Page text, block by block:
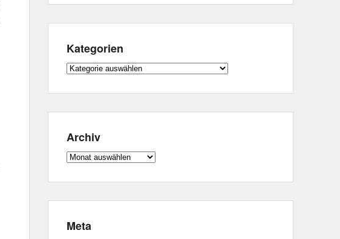
Kategorien
Kategorien
Archiv
Archiv
Meta